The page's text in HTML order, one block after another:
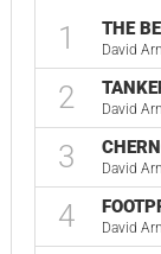
1 THE
David
2 David
3 David
4 David